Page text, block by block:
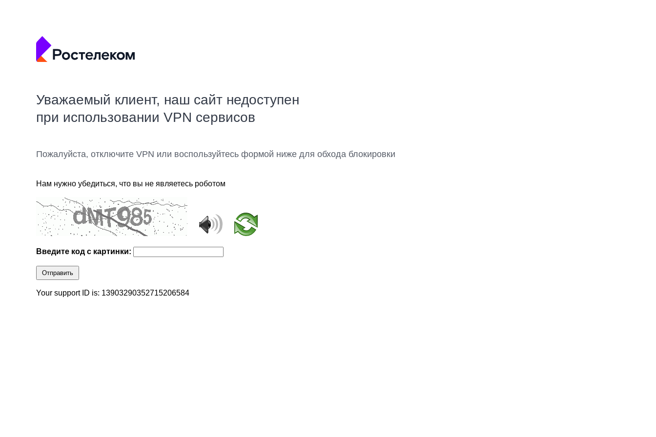
Уважаемый клиент, наш сайт недоступен
при использовании VPN сервисов
Пожалуйста, отключите VPN или воспользуйтесь формой ниже для обхода блокировки
Нам нужно убедиться, что вы не являетесь роботом
Введите код с картинки:
Отправить
Your support ID is: 13903290352715206584